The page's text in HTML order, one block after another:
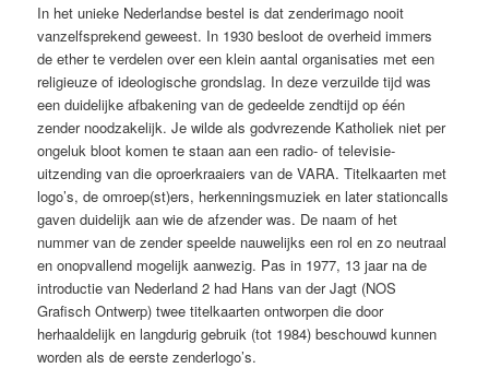
In het unieke Nederlandse bestel is dat zenderimago nooit
vanzelfsprekend geweest. In 1930 besloot de overheid immers
de ether te verdelen over een klein aantal organisaties met een
religieuze of ideologische grondslag. In deze verzuilde tijd was
een duidelijke afbakening van de gedeelde zendtijd op één
zender noodzakelijk. Je wilde als godvrezende Katholiek niet per
ongeluk bloot komen te staan aan een radio- of televisie-
uitzending van die oproerkraaiers van de VARA. Titelkaarten met
logo’s, de omroep(st)ers, herkenningsmuziek en later stationcalls
gaven duidelijk aan wie de afzender was. De naam of het
nummer van de zender speelde nauwelijks een rol en zo neutraal
en onopvallend mogelijk aanwezig. Pas in 1977, 13 jaar na de
introductie van Nederland 2 had Hans van der Jagt (NOS
Grafisch Ontwerp) twee titelkaarten ontworpen die door
herhaaldelijk en langdurig gebruik (tot 1984) beschouwd kunnen
worden als de eerste zenderlogo’s.